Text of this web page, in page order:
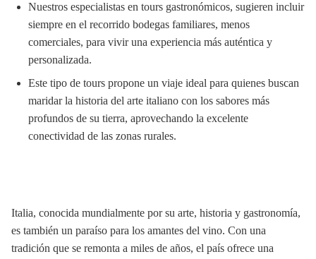
Nuestros especialistas en tours gastronómicos, sugieren incluir
siempre en el recorrido bodegas familiares, menos
comerciales, para vivir una experiencia más auténtica y
personalizada.
Este tipo de tours propone un viaje ideal para quienes buscan
maridar la historia del arte italiano con los sabores más
profundos de su tierra, aprovechando la excelente
conectividad de las zonas rurales.
Italia, conocida mundialmente por su arte, historia y gastronomía,
es también un paraíso para los amantes del vino. Con una
tradición que se remonta a miles de años, el país ofrece una